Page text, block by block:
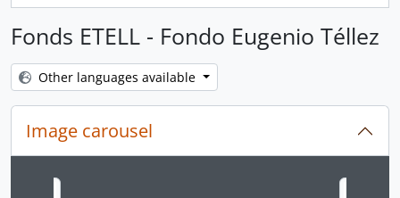
Fonds ETELL - Fondo Eugenio Téllez
Other languages available
Image carousel
Changing the current slide of this carousel will